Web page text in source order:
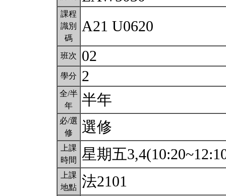
課程
識別
碼
A21 U0620
班次 02
學分 2
全/半
年
半年
必/選
修
選修
上課
時間
星期五
上課
地點 法2101